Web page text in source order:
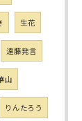
生花
遠藤発言
山
りんたろう